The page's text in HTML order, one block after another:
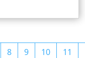
8 9 10 11